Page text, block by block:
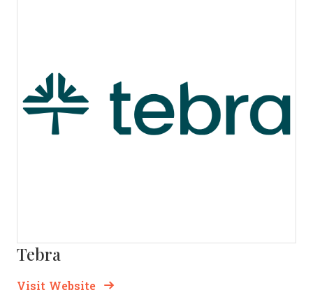
Tebra
Visit WebsiteOpens New Window